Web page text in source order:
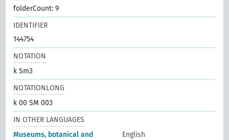
folderCount: 9
IDENTIFIER
144754
NOTATION
k Sm3
NOTATIONLONG
k 00 SM 003
IN OTHER LANGUAGES
Museums, botanical and
English